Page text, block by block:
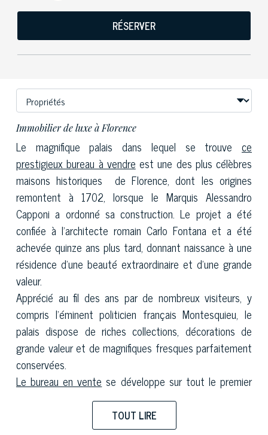
RÉSERVER
Immobilier de luxe à Florence
Le magnifique palais dans lequel se trouve ce
prestigieux bureau à vendre est une des plus célèbres
maisons historiques de Florence, dont les origines
remontent à 1702, lorsque le Marquis Alessandro
Capponi a ordonné sa construction. Le projet a été
confiée à l'architecte romain Carlo Fontana et a été
achevée quinze ans plus tard, donnant naissance à une
résidence d'une beauté extraordinaire et d'une grande
valeur.
Apprécié au fil des ans par de nombreux visiteurs, y
compris l'éminent politicien français Montesquieu, le
palais dispose de riches collections, décorations de
grande valeur et de magnifiques fresques parfaitement
conservées.
Le bureau en vente se développe sur tout le premier
étage de l'immeuble pour une superficie totale de 573
mètres carrés. Il dispose d'une galerie lumineuse et
charmante qui fait face, avec plusieurs ouvertures sur
TOUT LIRE